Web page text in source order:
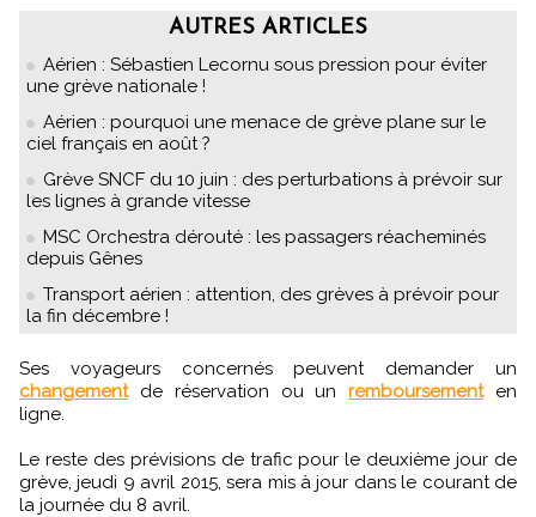
AUTRES ARTICLES
Aérien : Sébastien Lecornu sous pression pour éviter
une grève nationale !
Aérien : pourquoi une menace de grève plane sur le
ciel français en août ?
Grève SNCF du 10 juin : des perturbations à prévoir sur
les lignes à grande vitesse
MSC Orchestra dérouté : les passagers réacheminés
depuis Gênes
Transport aérien : attention, des grèves à prévoir pour
la fin décembre !
Ses voyageurs concernés peuvent demander un
changementde réservation ou unremboursementen
ligne.
Le reste des prévisions de trafic pour le deuxième jour de
grève, jeudi 9 avril 2015, sera mis à jour dans le courant de
la journée du 8 avril.